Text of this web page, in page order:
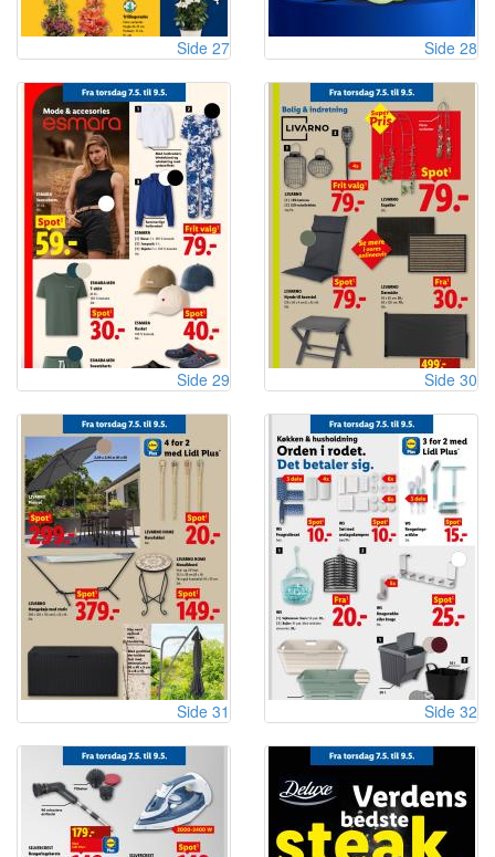
Side 27 Side 28
Side 29 Side 30
Side 31 Side 32